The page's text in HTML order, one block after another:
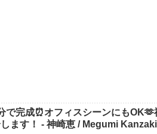
で完成⏰オフィスシーンにも
ます！ - 神崎恵 / Megumi Kanzaki